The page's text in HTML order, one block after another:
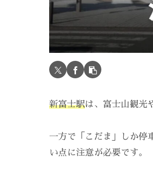
新富士駅は、富士山観光
一方で「こだま」しか停
い点に注意が必要です。